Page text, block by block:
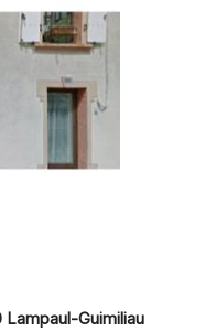
Lampaul-Guimiliau